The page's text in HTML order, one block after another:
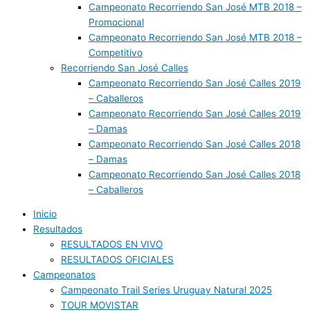
Campeonato Recorriendo San José MTB 2018 –
Promocional
Campeonato Recorriendo San José MTB 2018 –
Competitivo
Recorriendo San José Calles
Campeonato Recorriendo San José Calles 2019
– Caballeros
Campeonato Recorriendo San José Calles 2019
– Damas
Campeonato Recorriendo San José Calles 2018
– Damas
Campeonato Recorriendo San José Calles 2018
– Caballeros
Inicio
Resultados
RESULTADOS EN VIVO
RESULTADOS OFICIALES
Campeonatos
Campeonato Trail Series Uruguay Natural 2025
TOUR MOVISTAR